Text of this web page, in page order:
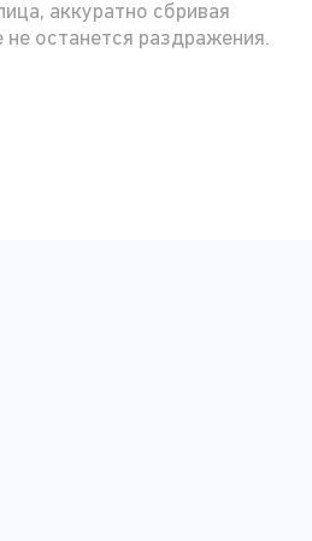
аккуратно сбривая
останется раздражения.